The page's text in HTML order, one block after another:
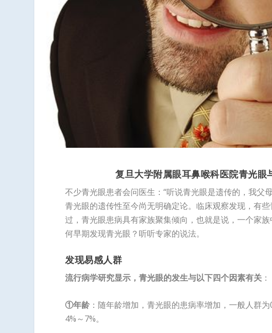
复旦大学附属眼耳鼻喉科医院青光
不少青光眼患者会问医生：“听说青光眼是遗传的，我父
青光眼的遗传性至今尚无明确定论。临床观察发现，有
过，青光眼患病具有家族聚集倾向，也就是说，一个家
何早期发现青光眼？听听专家的说法。
发现易感人群
流行病学研究显示，青光眼的发生与以下四个因素有关 ：
①年龄 ：随年龄增加，青光眼的患病率增加，一般人群
4%～7%。